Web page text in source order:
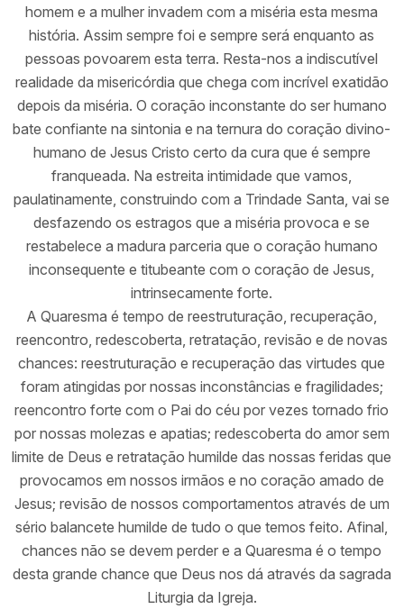
homem e a mulher invadem com a miséria esta mesma
história. Assim sempre foi e sempre será enquanto as
pessoas povoarem esta terra. Resta-nos a indiscutível
realidade da misericórdia que chega com incrível exatidão
depois da miséria. O coração inconstante do ser humano
bate confiante na sintonia e na ternura do coração divino-
humano de Jesus Cristo certo da cura que é sempre
franqueada. Na estreita intimidade que vamos,
paulatinamente, construindo com a Trindade Santa, vai se
desfazendo os estragos que a miséria provoca e se
restabelece a madura parceria que o coração humano
inconsequente e titubeante com o coração de Jesus,
intrinsecamente forte.
A Quaresma é tempo de reestruturação, recuperação,
reencontro, redescoberta, retratação, revisão e de novas
chances: reestruturação e recuperação das virtudes que
foram atingidas por nossas inconstâncias e fragilidades;
reencontro forte com o Pai do céu por vezes tornado frio
por nossas molezas e apatias; redescoberta do amor sem
limite de Deus e retratação humilde das nossas feridas que
provocamos em nossos irmãos e no coração amado de
Jesus; revisão de nossos comportamentos através de um
sério balancete humilde de tudo o que temos feito. Afinal,
chances não se devem perder e a Quaresma é o tempo
desta grande chance que Deus nos dá através da sagrada
Liturgia da Igreja.